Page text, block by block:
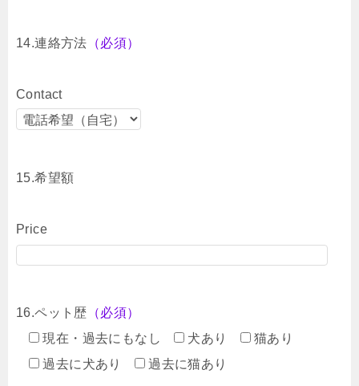
14.連絡方法 （必須）
Contact
15.希望額
Price
16.ペット歴 （必須）
現在・過去にもなし
犬あり
猫あり
過去に犬あり
過去に猫あり